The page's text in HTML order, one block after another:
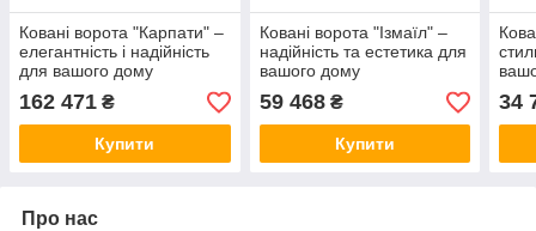
Ковані ворота "Карпати" –
елегантність і надійність
для вашого дому
162 471 ₴
Купити
Ковані ворота "Ізмаїл" –
надійність та естетика для
вашого дому
59 468₴
Купити
34
Про нас